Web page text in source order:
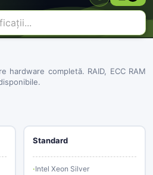
hardware completă. RAID, ECC RAM
Standard
Intel Xeon Silver